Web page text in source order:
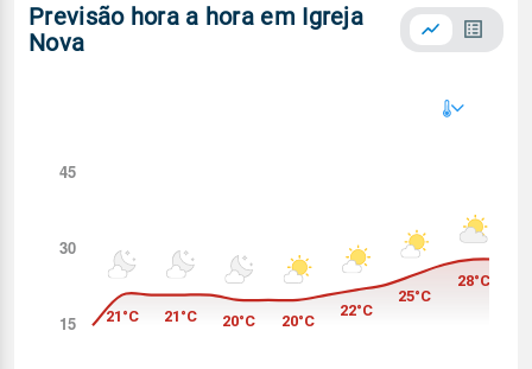
Previsão hora a hora em Igreja
Nova